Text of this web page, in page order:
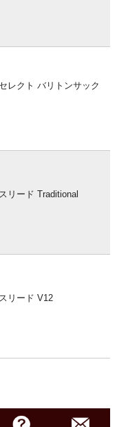
レクト バリトンサック
リード Traditional
リード V12